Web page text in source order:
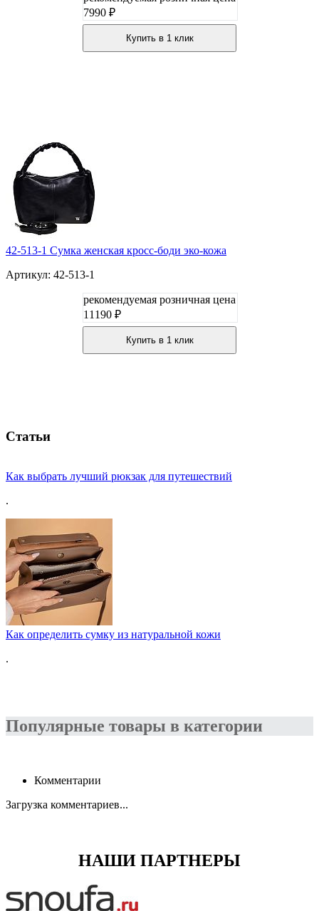
7990 ₽
Купить в 1 клик
42-513-1 Сумка женская кросс-боди эко-кожа
Артикул: 42-513-1
рекомендуемая розничная цена
11190 ₽
Купить в 1 клик
Статьи
Как выбрать лучший рюкзак для путешествий
.
Как определить сумку из натуральной кожи
.
Популярные товары в категории
Комментарии
Загрузка комментариев...
НАШИ ПАРТНЕРЫ